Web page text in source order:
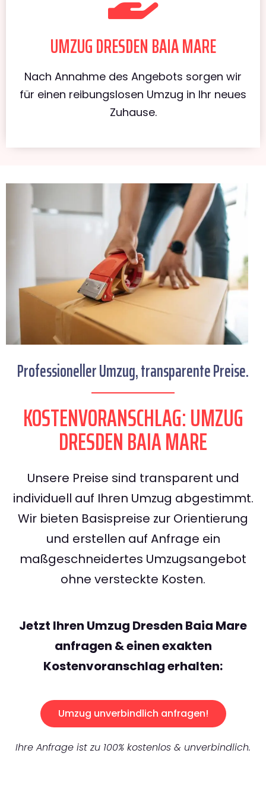
UMZUG DRESDEN BAIA MARE
Nach Annahme des Angebots sorgen wir
für einen reibungslosen Umzug in Ihr neues
Zuhause.
Professioneller Umzug, transparente Preise.
KOSTENVORANSCHLAG: UMZUG
DRESDEN BAIA MARE
Unsere Preise sind transparent und
individuell auf Ihren Umzug abgestimmt.
Wir bieten Basispreise zur Orientierung
und erstellen auf Anfrage ein
maßgeschneidertes Umzugsangebot
ohne versteckte Kosten.
Jetzt Ihren Umzug Dresden Baia Mare
anfragen & einen exakten
Kostenvoranschlag erhalten:
Umzug unverbindlich anfragen!
Ihre Anfrage ist zu 100% kostenlos & unverbindlich.